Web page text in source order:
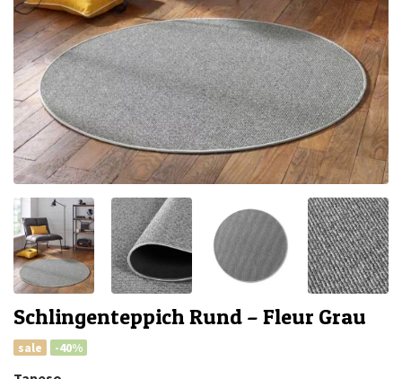
Schlingenteppich Rund – Fleur Grau
sale -40%